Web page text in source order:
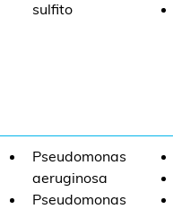
sulfito
Pseudomonas
aeruginosa
Pseudomonas